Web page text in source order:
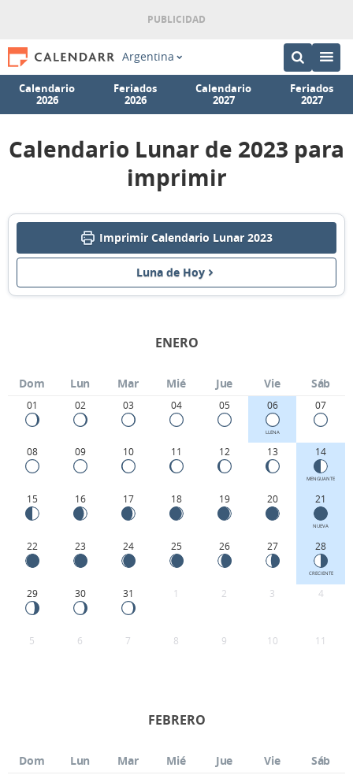
Argentina
Calendario
2026
Feriados
2026
Calendario
2027
Feriados
2027
Calendario Lunar de 2023 para
imprimir
Imprimir Calendario Lunar 2023
Luna de Hoy
ENERO
Dom Lun Mar Mié Jue Vie Sáb
01 02 03 04 05 06
LLENA
07
08 09 10 11 12 13 14
MENGUANTE
15 16 17 18 19 20 21
NUEVA
22 23 24 25 26 27 28
CRECIENTE
29 30 31 1 2 3 4
5 6 7 8 9 10 11
FEBRERO
Dom Lun Mar Mié Jue Vie Sáb